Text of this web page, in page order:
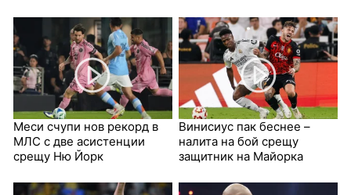
Меси счупи нов рекорд в
МЛС с две асистенции
срещу Ню Йорк
Винисиус пак беснее –
налита на бой срещу
защитник на Майорка